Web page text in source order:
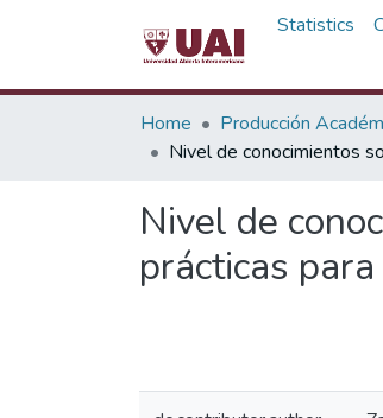
Statistics
Home Producción
Nivel de conocimientos
Nivel de
prácticas